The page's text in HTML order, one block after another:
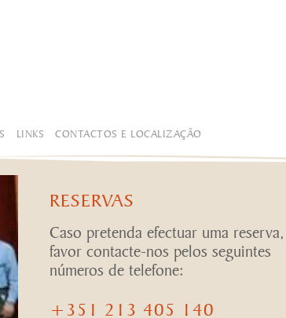
LINKS CONTACTOS E LOCALIZAÇÃO
RESERVAS
Caso pretenda efectuar uma
favor contacte-nos pelos seguintes
números de telefone:
+351 213 405 140